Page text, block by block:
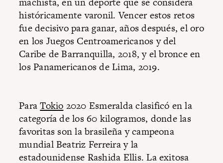
históricamente varonil. Vencer estos retos
fue decisivo para ganar, años después, el oro
en los Juegos Centroamericanos y del
Caribe de Barranquilla, 2018, y el bronce en
los Panamericanos de Lima, 2019.
ParaTokio 2020 Esmeralda clasificó en la
categoría de los 60 kilogramos, donde las
favoritas son la brasileña y campeona
mundial Beatriz Ferreira y la
estadounidense Rashida Ellis. La exitosa